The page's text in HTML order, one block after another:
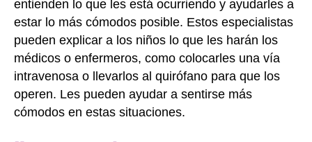
entienden lo que les está ocurriendo y ayudarles a
estar lo más cómodos posible. Estos especialistas
pueden explicar a los niños lo que les harán los
médicos o enfermeros, como colocarles una vía
intravenosa o llevarlos al quirófano para que los
operen. Les pueden ayudar a sentirse más
cómodos en estas situaciones.